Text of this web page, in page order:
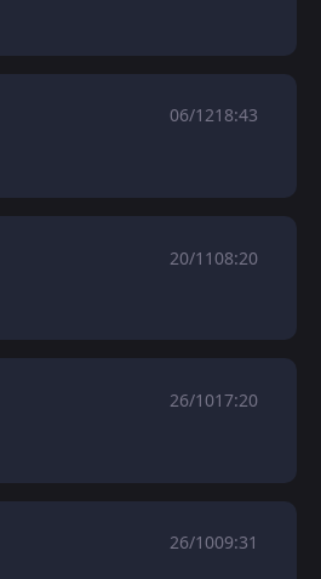
06/1218:43
20/1108:20
26/1017:20
26/1009:31